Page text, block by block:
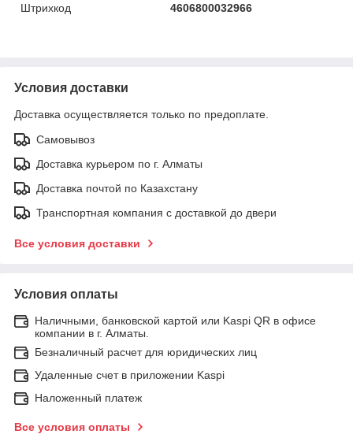
Штрихкод
4606800032966
Условия доставки
Доставка осуществляется только по предоплате.
Самовывоз
Доставка курьером по г. Алматы
Доставка почтой по Казахстану
Транспортная компания с доставкой до двери
Все условия доставки
Условия оплаты
Наличными, банковской картой или Kaspi QR в офисе
компании в г. Алматы.
Безналичный расчет для юридических лиц
Удаленные счет в приложении Kaspi
Наложенный платеж
Все условия оплаты